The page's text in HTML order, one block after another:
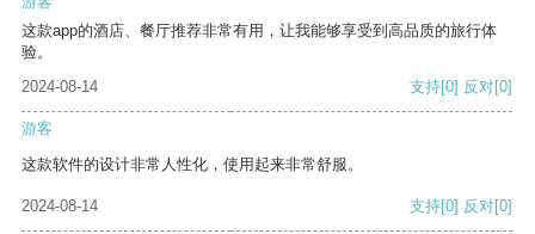
这款app的酒店、餐厅推荐非常有用，让我能够享受到高品质的旅行体
验。
2024-08-14
支持[0] 反对[0]
游客
这款软件的设计非常人性化，使用起来非常舒服。
2024-08-14 支持[0] 反对[0]